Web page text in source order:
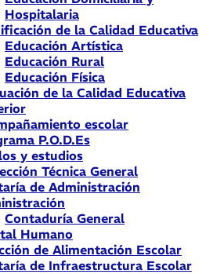
Hospitalaria
de la Calidad Educativa
Educación Artística
Educación Rural
Educación Física
de la Calidad Educativa
escolar
P.O.D.Es
y estudios
Técnica General
de Administración
Contaduría General
Humano
de Alimentación Escolar
de Infraestructura Escolar